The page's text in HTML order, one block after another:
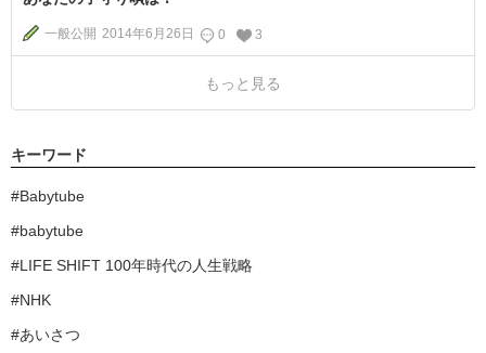
一般公開 2014年6月26日 0 3
もっと見る
キーワード
Babytube
babytube
LIFE SHIFT 100年時代の人生戦略
NHK
あいさつ